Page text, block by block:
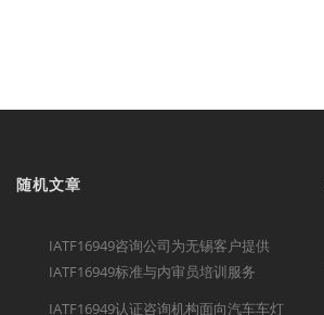
随机文章
IATF16949咨询公司为无锡客户提供
IATF16949标准与内审员培训服务
IATF16949认证咨询机构面向汽车车灯